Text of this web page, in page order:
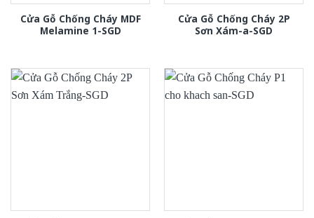
Cửa Gỗ Chống Cháy MDF
Melamine 1-SGD
Cửa Gỗ Chống Cháy 2P
Sơn Xám-a-SGD